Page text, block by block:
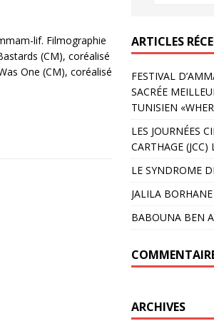
lif. Filmographie
(CM), coréalisé
One (CM), coréalisé
ARTICLES
FESTIVAL
SACRÉE
TUNISIEN
LES JOURNÉES
CARTHAGE
LE SYNDROME
JALILA BORHANE
BABOUNA BEN
ARCHIVES